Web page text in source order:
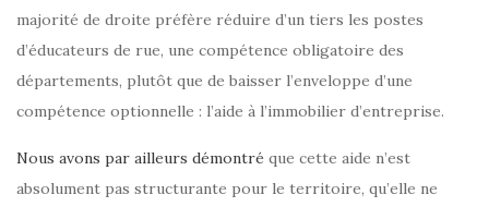
majorité de droite préfère réduire d’un tiers les postes
d’éducateurs de rue, une compétence obligatoire des
départements, plutôt que de baisser l’enveloppe d’une
compétence optionnelle : l’aide à l’immobilier d’entreprise.
Nous avons par ailleurs démontré que cette aide n’est
absolument pas structurante pour le territoire, qu’elle ne